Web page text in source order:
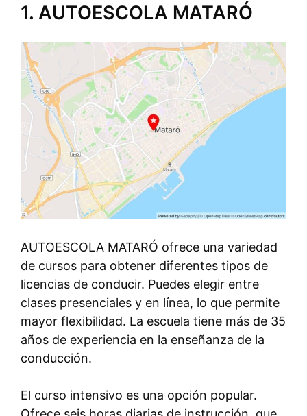
1. AUTOESCOLA MATARÓ
AUTOESCOLA MATARÓ ofrece una variedad
de cursos para obtener diferentes tipos de
licencias de conducir. Puedes elegir entre
clases presenciales y en línea, lo que permite
mayor flexibilidad. La escuela tiene más de 35
años de experiencia en la enseñanza de la
conducción.
El curso intensivo es una opción popular.